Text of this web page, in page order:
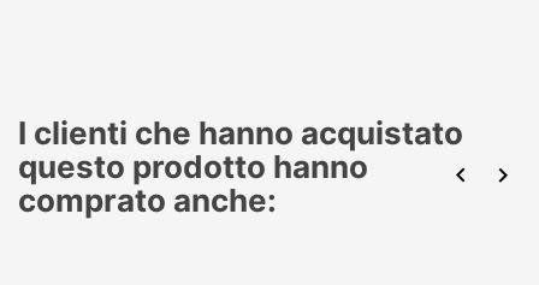
I clienti che hanno acquistato
questo prodotto hanno
comprato anche:
 